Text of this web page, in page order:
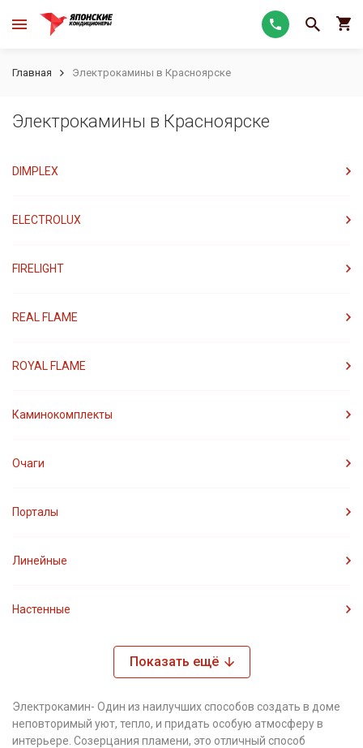
Главная Электрокамины в Красноярске
Электрокамины в Красноярске
DIMPLEX
ELECTROLUX
FIRELIGHT
REAL FLAME
ROYAL FLAME
Каминокомплекты
Очаги
Порталы
Линейные
Настенные
Показать ещё
Электрокамин- Один из наилучших способов создать в доме
неповторимый уют, тепло, и придать особую атмосферу в
интерьере. Созерцания пламени, это отличный способ